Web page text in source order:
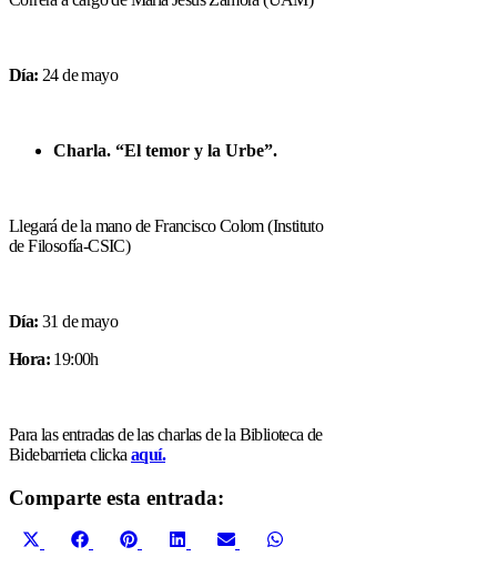
Día: 24 de mayo
Charla. “El temor y la Urbe”.
Llegará de la mano de Francisco Colom (Instituto
de Filosofía-CSIC)
Día: 31 de mayo
Hora: 19:00h
Para las entradas de las charlas de la Biblioteca de
Bidebarrieta clickaaquí.
Comparte esta entrada:
CompartirCompartir
FacebookCompartir
Pinterest Compartir
LinkedInCompartir
Email